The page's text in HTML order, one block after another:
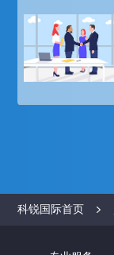
科锐国际首页